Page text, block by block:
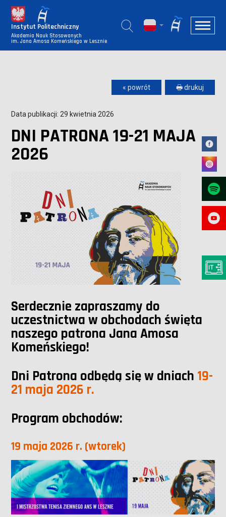
Instytut Politechniczny
Akademia Nauk Stosowanych
im. Jana Amosa Komeńskiego w Lesznie
« powrót 🖶 drukuj
Data publikacji: 29 kwietnia 2026
DNI PATRONA 19-21 MAJA
2026
Serdecznie zapraszamy do
uczestnictwa w obchodach święta
naszego patrona Jana Amosa
Komeńskiego!
Dni Patrona odbędą się w dniach 19-
21 maja 2026 r.
Program obchodów:
19 maja 2026 r. (wtorek)